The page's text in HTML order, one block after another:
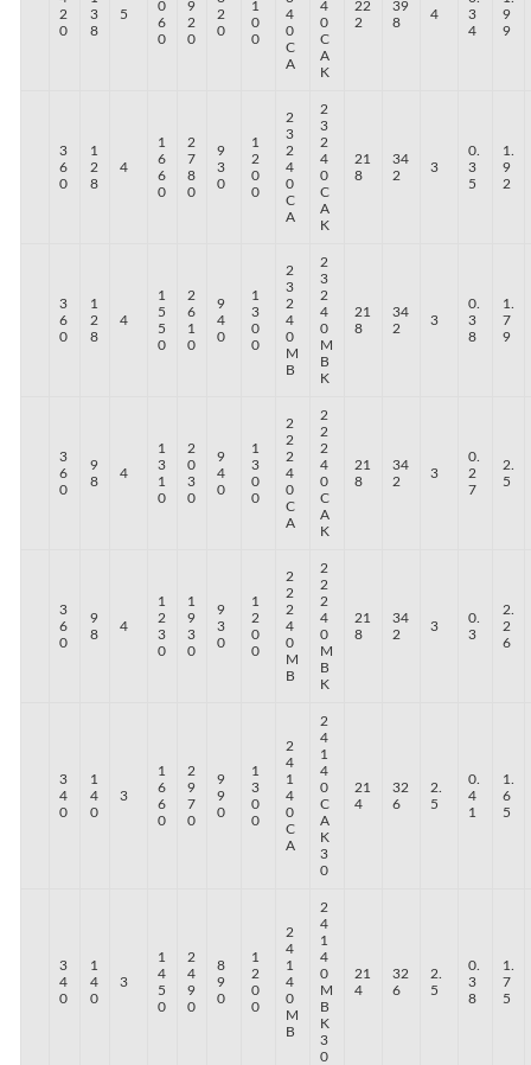
2
0
3
8
5
0
6
0
9
2
0
2
0
1
0
0
4
0
C
A
4
0
C
A
K
22
2
39
8
4
3
4
9
9
3
6
0
1
2
8
4
1
6
6
0
2
7
8
0
9
3
0
1
2
0
0
2
3
2
4
0
C
A
2
3
2
4
0
C
A
K
21
8
34
2
3
0.
3
5
1.
9
2
3
6
0
1
2
8
4
1
5
5
0
2
6
1
0
9
4
0
1
3
0
0
2
3
2
4
0
M
B
2
3
2
4
0
M
B
K
21
8
34
2
3
0.
3
8
1.
7
9
3
6
0
9
8
4
1
3
1
0
2
0
3
0
9
4
0
1
3
0
0
2
2
2
4
0
C
A
2
2
2
4
0
C
A
K
21
8
34
2
3
0.
2
7
2.
5
3
6
0
9
8
4
1
2
3
0
1
9
3
0
9
3
0
1
2
0
0
2
2
2
4
0
M
B
2
2
2
4
0
M
B
K
21
8
34
2
3
0.
3
2.
2
6
3
4
0
1
4
0
3
1
6
6
0
2
9
7
0
9
9
0
1
3
0
0
2
4
1
4
0
C
A
2
4
1
4
0
C
A
K
3
0
21
4
32
6
2.
5
0.
4
1
1.
6
5
3
4
0
1
4
0
3
1
4
5
0
2
4
9
0
8
9
0
1
2
0
0
2
4
1
4
0
M
B
2
4
1
4
0
M
B
K
3
0
21
4
32
6
2.
5
0.
3
8
1.
7
5